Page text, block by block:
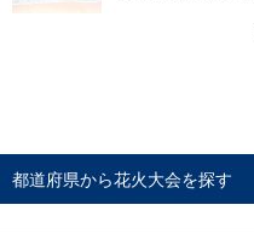
都道府県から花火大会を探す